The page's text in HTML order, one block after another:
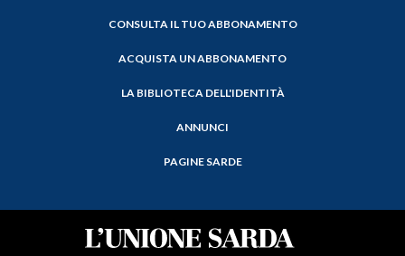
CONSULTA IL TUO ABBONAMENTO
ACQUISTA UN ABBONAMENTO
LA BIBLIOTECA DELL'IDENTITÀ
ANNUNCI
PAGINE SARDE